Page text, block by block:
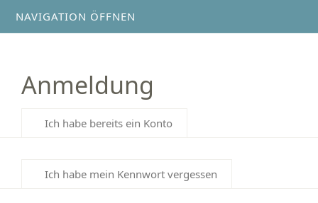
NAVIGATION ÖFFNEN
Anmeldung
Ich habe bereits ein Konto
Ich habe mein Kennwort vergessen